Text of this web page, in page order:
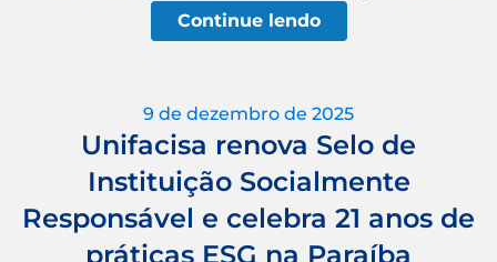
Continue lendo
9 de dezembro de 2025
Unifacisa renova Selo de
Instituição Socialmente
Responsável e celebra 21 anos de
práticas ESG na Paraíba